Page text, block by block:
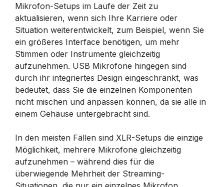
Mikrofon-Setups im Laufe der Zeit zu
aktualisieren, wenn sich Ihre Karriere oder
Situation weiterentwickelt, zum Beispiel, wenn Sie
ein größeres Interface benötigen, um mehr
Stimmen oder Instrumente gleichzeitig
aufzunehmen. USB Mikrofone hingegen sind
durch ihr integriertes Design eingeschränkt, was
bedeutet, dass Sie die einzelnen Komponenten
nicht mischen und anpassen können, da sie alle in
einem Gehäuse untergebracht sind.
In den meisten Fällen sind XLR-Setups die einzige
Möglichkeit, mehrere Mikrofone gleichzeitig
aufzunehmen – während dies für die
überwiegende Mehrheit der Streaming-